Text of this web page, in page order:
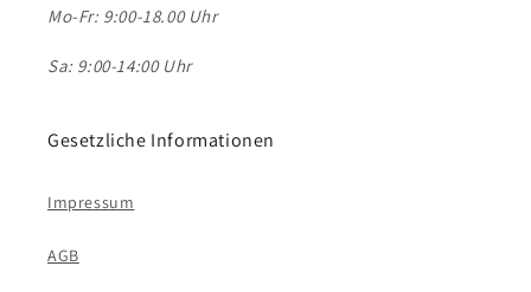
Mo-Fr: 9:00-18.00 Uhr
Sa: 9:00-14:00 Uhr
Gesetzliche Informationen
Impressum
AGB